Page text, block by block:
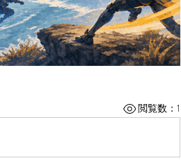
閲覧数：1